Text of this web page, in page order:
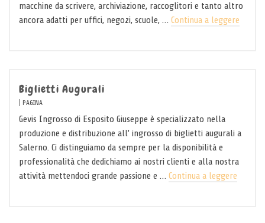
macchine da scrivere, archiviazione, raccoglitori e tanto altro
ancora adatti per uffici, negozi, scuole, … Continua a leggere
Biglietti Augurali
PAGINA
Gevis Ingrosso di Esposito Giuseppe è specializzato nella
produzione e distribuzione all’ ingrosso di biglietti augurali a
Salerno. Ci distinguiamo da sempre per la disponibilità e
professionalità che dedichiamo ai nostri clienti e alla nostra
attività mettendoci grande passione e … Continua a leggere